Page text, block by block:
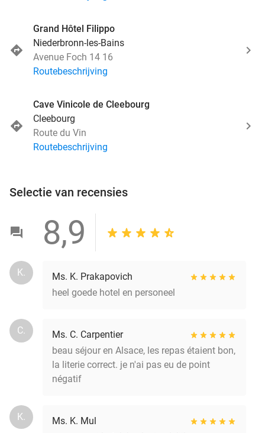
Grand Hôtel Filippo
Niederbronn-les-Bains
Avenue Foch 14 16
Routebeschrijving
Cave Vinicole de Cleebourg
Cleebourg
Route du Vin
Routebeschrijving
Selectie van recensies
8,9
K.
Ms. K. Prakapovich
heel goede hotel en personeel
C.
Ms. C. Carpentier
beau séjour en Alsace, les repas étaient bon,
la literie correct. je n'ai pas eu de point
négatif
K.
Ms. K. Mul